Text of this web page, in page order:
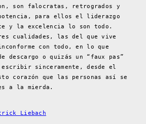
son falocratas, retrogrados y
potencia, para ellos el liderazgo
y la excelencia lo son todo.
cualidades, las del que vive
con todo, en lo que
descargo o quizás un “faux pas”
sinceramente, desde el
corazón que las personas así se
a la mierda.
Liebach